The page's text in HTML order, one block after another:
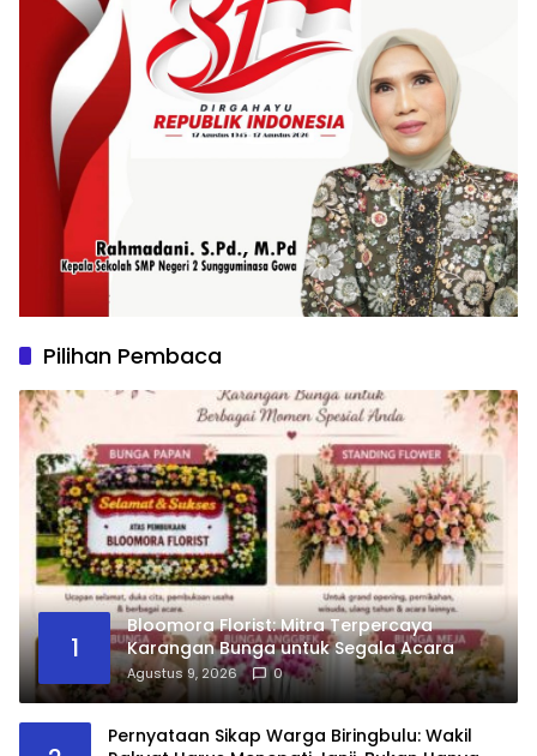
Pilihan Pembaca
1
Bloomora Florist: Mitra Terpercaya
Karangan Bunga untuk Segala Acara
Agustus 9, 2026 0
Pernyataan Sikap Warga Biringbulu: Wakil